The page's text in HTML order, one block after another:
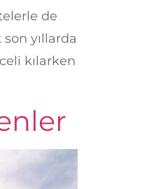
de
yıllarda
kılarken